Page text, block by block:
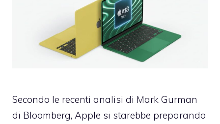
Secondo le recenti analisi di Mark Gurman
di Bloomberg, Apple si starebbe preparando